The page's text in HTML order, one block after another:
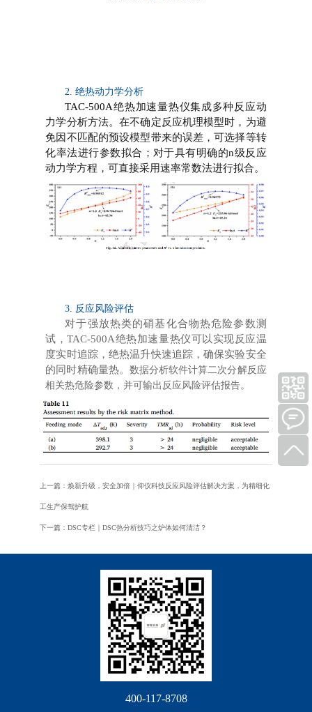
2. 绝热动力学分析
TAC-500A绝热加速量热仪集成多种反应动
力学分析方法。在不确定反应机理模型时，为避
免因不匹配的预设模型带来的误差，可选择等转
化率法进行参数拟合；对于具有明确的n级反应
动力学方程，可直接采用速率常数法进行拟合。
3. 反应风险评估
对于强放热类的硝基化合物热危险参数测
试，TAC-500A绝热加速量热仪可以实现反应温
度实时追踪，绝热温升快速追踪，确保实验安全
的同时精确量热。 数据分析软件计算二次分解反应
相关热危险参数，并可输出反应风险评估报告。
上一篇：焕新升级，安全加倍｜仰仪科技反应风险评估解决方案，为精细化
工生产保驾护航
下一篇：DSC专栏｜DSC热分析技巧之炉体如何清洁？
400-117-8708